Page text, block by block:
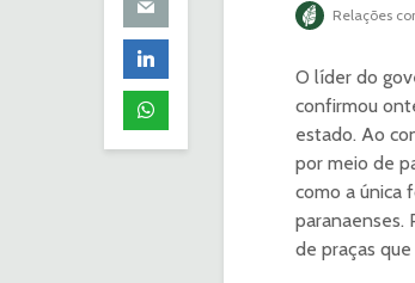
Relações
O líder do
confirmou
estado. Ao
por meio de
como a única
paranaenses.
de praças